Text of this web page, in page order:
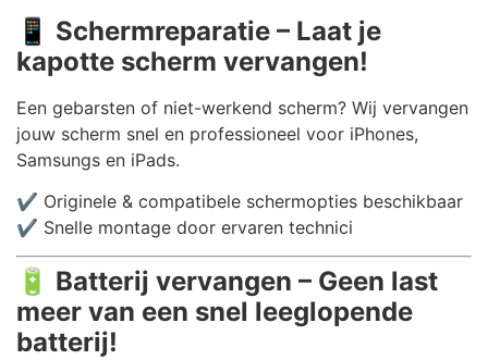
📱 Schermreparatie – Laat je
kapotte scherm vervangen!
Een gebarsten of niet-werkend scherm? Wij vervangen
jouw scherm snel en professioneel voor iPhones,
Samsungs en iPads.
✔️ Originele & compatibele schermopties beschikbaar
✔️ Snelle montage door ervaren technici
🔋 Batterij vervangen – Geen last
meer van een snel leeglopende
batterij!